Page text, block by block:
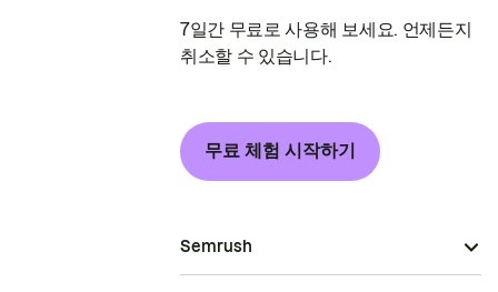
7일간 무료로 사용해 보세요. 언제든지
취소할 수 있습니다.
무료 체험 시작하기
Semrush